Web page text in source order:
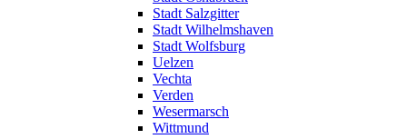
Stadt Salzgitter
Stadt Wilhelmshaven
Stadt Wolfsburg
Uelzen
Vechta
Verden
Wesermarsch
Wittmund